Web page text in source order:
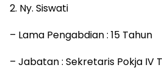
2. Ny. Siswati
– Lama Pengabdian : 15 Tahun
– Jabatan : Sekretaris Pokja IV